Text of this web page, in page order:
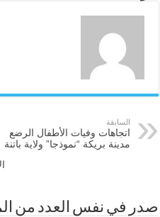
السابقة
اتجاهات وفيات الأطفال الرضع
مدينة بريكة “نموذجا” ولاية باتنة
صدر في نفس العدد من